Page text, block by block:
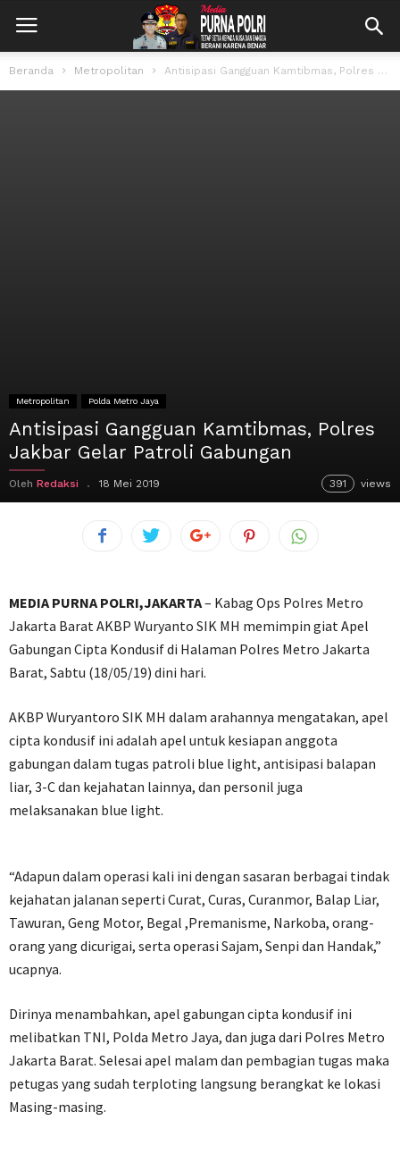
Beranda Metropolitan Antisipasi Gangguan Kamtibmas, Polres Jakbar Gelar Patroli Gabungan
Metropolitan Polda Metro Jaya
Antisipasi Gangguan Kamtibmas, Polres
Jakbar Gelar Patroli Gabungan
Oleh Redaksi 18 Mei 2019 391 views
MEDIA PURNA POLRI,JAKARTA– Kabag Ops Polres Metro
Jakarta Barat AKBP Wuryanto SIK MH memimpin giat Apel
Gabungan Cipta Kondusif di Halaman Polres Metro Jakarta
Barat, Sabtu (18/05/19) dini hari.
AKBP Wuryantoro SIK MH dalam arahannya mengatakan, apel
cipta kondusif ini adalah apel untuk kesiapan anggota
gabungan dalam tugas patroli blue light, antisipasi balapan
liar, 3-C dan kejahatan lainnya, dan personil juga
melaksanakan blue light.
“Adapun dalam operasi kali ini dengan sasaran berbagai tindak
kejahatan jalanan seperti Curat, Curas, Curanmor, Balap Liar,
Tawuran, Geng Motor, Begal ,Premanisme, Narkoba, orang-
orang yang dicurigai, serta operasi Sajam, Senpi dan Handak,”
ucapnya.
Dirinya menambahkan, apel gabungan cipta kondusif ini
melibatkan TNI, Polda Metro Jaya, dan juga dari Polres Metro
Jakarta Barat. Selesai apel malam dan pembagian tugas maka
petugas yang sudah terploting langsung berangkat ke lokasi
Masing-masing.